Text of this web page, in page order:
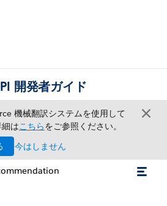
開発者ガイド
機械翻訳システムを使用して
はこちらをご参照ください。
今はしません